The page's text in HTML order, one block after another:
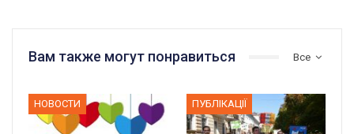
Все
Вам также могут понравиться
НОВОСТИ ПУБЛІКАЦІЇ